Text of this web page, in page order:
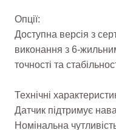
Опції:
Доступна версія з
виконання з 6-
точності та
Технічні
Датчик підтримує
Номінальна